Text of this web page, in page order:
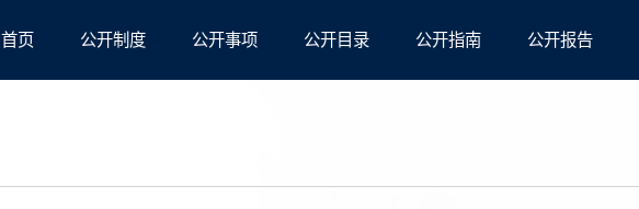
首页 公开制度 公开事项 公开目录 公开指南 公开报告